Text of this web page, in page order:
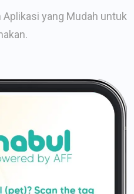
yang Mudah untuk